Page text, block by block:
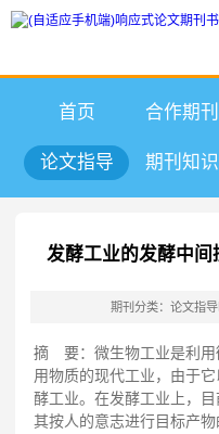
首页 合作期刊
论文指导 期刊知识
发酵工业的发酵中
期刊分类：论文指导
摘 要：微生物工业是利用
用物质的现代工业，由于
酵工业。在发酵工业上，
其按人的意志进行目标产